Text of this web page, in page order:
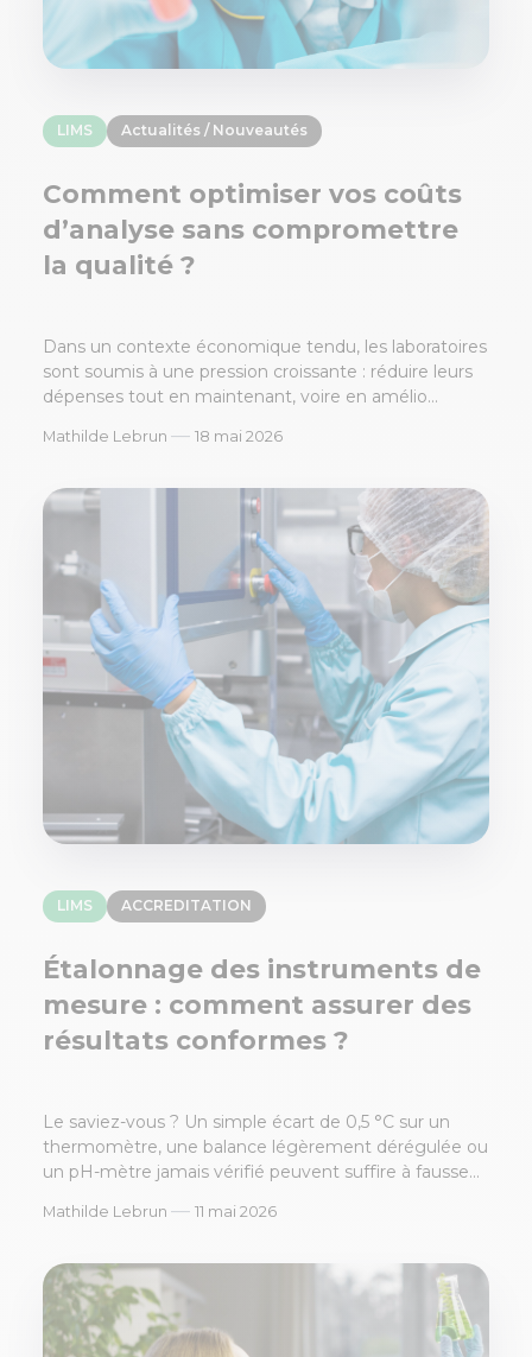
LIMS Actualités / Nouveautés
Comment optimiser vos coûts
d’analyse sans compromettre
la qualité ?
Dans un contexte économique tendu, les laboratoires
sont soumis à une pression croissante : réduire leurs
dépenses tout en maintenant, voire en amélio...
Mathilde Lebrun — 18 mai 2026
LIMS ACCREDITATION
Étalonnage des instruments de
mesure : comment assurer des
résultats conformes ?
Le saviez-vous ? Un simple écart de 0,5 °C sur un
thermomètre, une balance légèrement dérégulée ou
un pH-mètre jamais vérifié peuvent suffire à fausse...
Mathilde Lebrun — 11 mai 2026